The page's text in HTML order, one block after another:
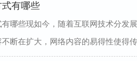
有哪些
哪些现如今，随着互联网技术分发
断在扩大，网络内容的易得性使得